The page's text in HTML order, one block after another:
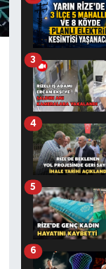
3
4
5
6